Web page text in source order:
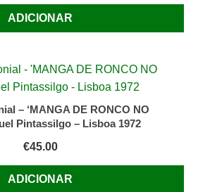
ADICIONAR
– ‘MANGA DE RONCO NO
Pintassilgo – Lisboa 1972
€45.00
ADICIONAR